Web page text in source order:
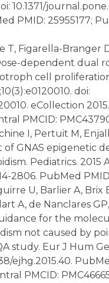
10.1371/
PMID: 25955177;
T, Figarella-Branger
dependent dual
cell
doi:
eCollection
PMCID:
I, Pertuit M,
of GNAS epigenetic
Pediatrics. 2015
2806. PubMed
U, Barlier A, Brix
A, de Nanclares
for the
not caused by
study. Eur J Hum
ejhg.2015.40.
PMCID: